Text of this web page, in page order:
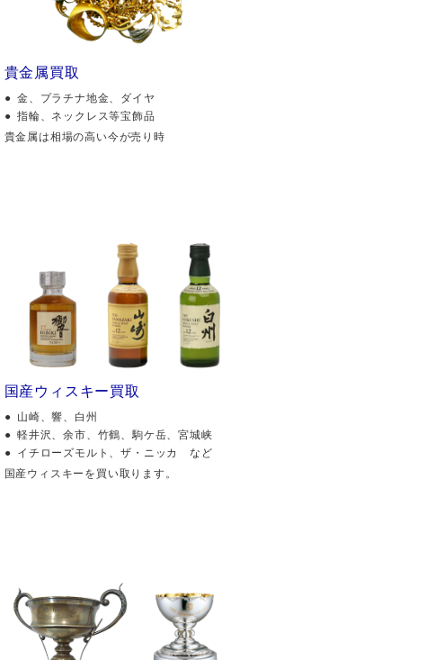
貴金属買取
金、プラチナ地金、ダイヤ
指輪、ネックレス等宝飾品
貴金属は相場の高い今が売り時
国産ウィスキー買取
山崎、響、白州
軽井沢、余市、竹鶴、駒ケ岳、宮城峡
イチローズモルト、ザ・ニッカ など
国産ウィスキーを買い取ります。